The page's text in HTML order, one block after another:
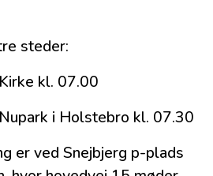
steder:
kl. 07.00
i Holstebro kl. 07.30
er ved Snejbjerg p-plads